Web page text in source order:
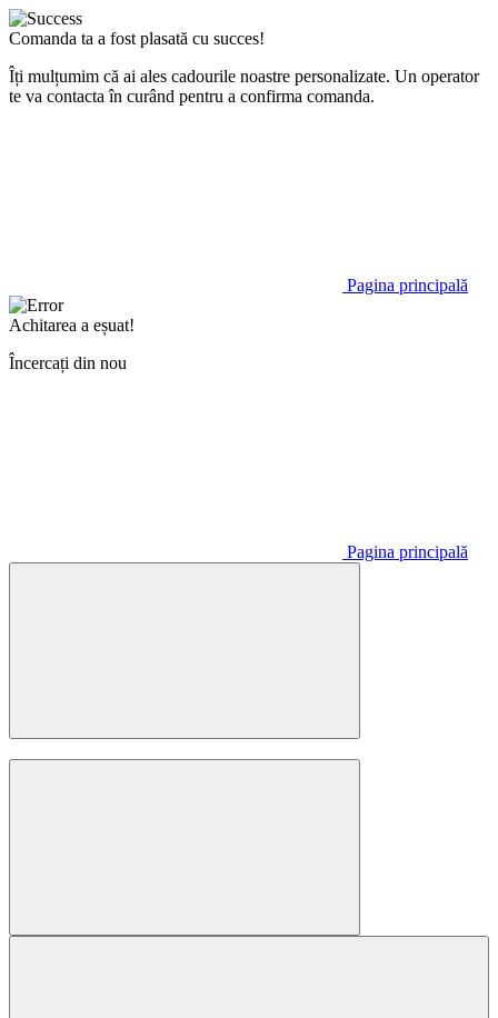
Comanda ta a fost plasată cu succes!
Îți mulțumim că ai ales cadourile noastre personalizate. Un operator
te va contacta în curând pentru a confirma comanda.
Pagina principală
Achitarea a eșuat!
Încercați din nou
Pagina principală